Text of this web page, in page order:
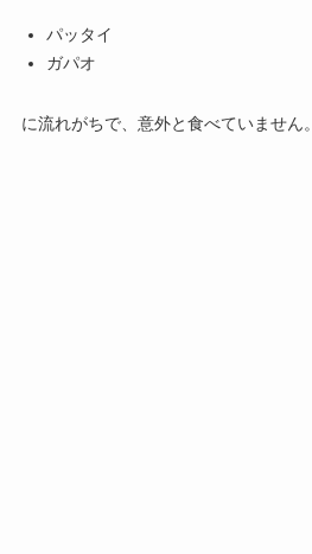
パッタイ
ガパオ
に流れがちで、意外と食べていません。